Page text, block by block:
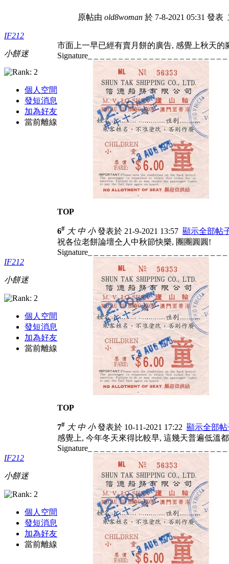
IF212
小餅迷
個人空間
發短消息
加為好友
當前離線
原帖由 old8woman 於 7-8-2021 05:31 發表
市面上一早已經有賣月餅的廣告, 感覺上秋天的
Signature_ _ _ _ _ _ _ _ _ _ _ _ _ _ _ _ _ _ _ _ _ _
TOP
IF212
小餅迷
個人空間
發短消息
加為好友
當前離線
6# 大 中 小發表於 21-9-2021 13:57 顯示全部帖
祝各位老餅論壇仝人中秋節快樂, 團團圓圓!
Signature_ _ _ _ _ _ _ _ _ _ _ _ _ _ _ _ _ _ _ _ _ _
TOP
IF212
小餅迷
個人空間
發短消息
加為好友
當前離線
7# 大 中 小發表於 10-11-2021 17:22 顯示全部帖
感覺上, 今年冬天來得比較早, 這幾天普遍低溫
Signature_ _ _ _ _ _ _ _ _ _ _ _ _ _ _ _ _ _ _ _ _ _